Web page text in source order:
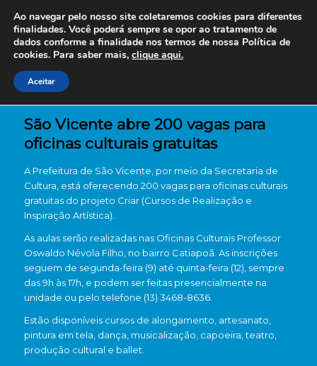
São Vicente abre 200 vagas para
oficinas culturais gratuitas
A Prefeitura de São Vicente, por meio da Secretaria de
Cultura, está oferecendo 200 vagas para oficinas culturais
gratuitas do projeto Criar (Cursos de Realização e
Inspiração Artística).
As aulas serão realizadas nas Oficinas Culturais Professor
Oswaldo Névola Filho, no bairro Catiapoã. As inscrições
seguem de segunda-feira (9) até quinta-feira (12), sempre
das 9h às 17h, e podem ser feitas presencialmente na
unidade ou pelo telefone (13) 3468-8636.
Estão disponíveis cursos de alongamento, artesanato,
pintura em tela, dança, musicalização, capoeira, teatro,
produção cultural e ballet.
Ao navegar pelo nosso site coletaremos cookies para diferentes
finalidades. Você poderá sempre se opor ao tratamento de
dados conforme a finalidade nos termos de nossa Política de
cookies. Para saber mais, clique aqui.
Aceitar